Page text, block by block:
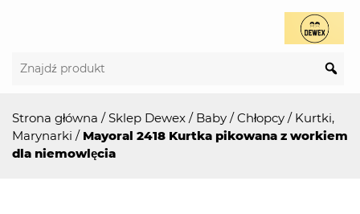
Strona główna /Sklep Dewex / Baby /Chłopcy / Kurtki,
Marynarki / Mayoral 2418 Kurtka pikowana z workiem
dla niemowlęcia